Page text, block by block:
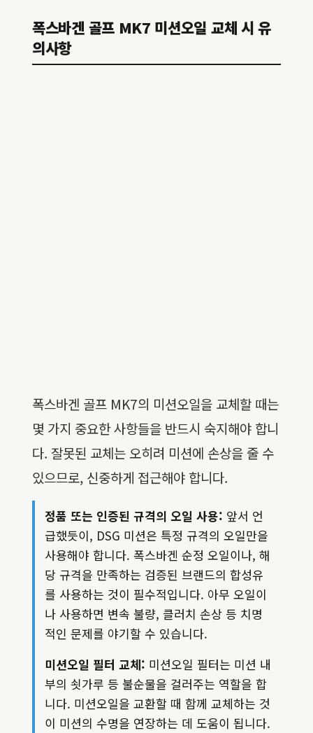
폭스바겐 골프 MK7 미션오일 교체 시 유
의사항
폭스바겐 골프 MK7의 미션오일을 교체할 때는
몇 가지 중요한 사항들을 반드시 숙지해야 합니
다. 잘못된 교체는 오히려 미션에 손상을 줄 수
있으므로, 신중하게 접근해야 합니다.
정품 또는 인증된 규격의 오일 사용: 앞서 언
급했듯이, DSG 미션은 특정 규격의 오일만을
사용해야 합니다. 폭스바겐 순정 오일이나, 해
당 규격을 만족하는 검증된 브랜드의 합성유
를 사용하는 것이 필수적입니다. 아무 오일이
나 사용하면 변속 불량, 클러치 손상 등 치명
적인 문제를 야기할 수 있습니다.
미션오일 필터 교체: 미션오일 필터는 미션 내
부의 쇳가루 등 불순물을 걸러주는 역할을 합
니다. 미션오일을 교환할 때 함께 교체하는 것
이 미션의 수명을 연장하는 데 도움이 됩니다.